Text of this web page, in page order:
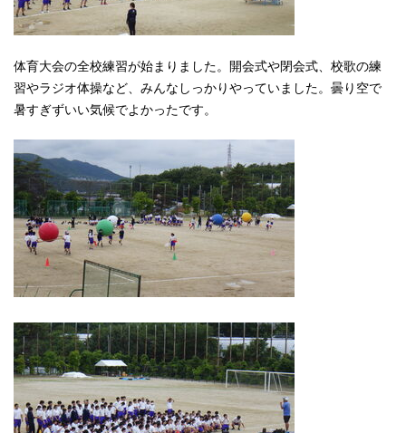
体育大会の全校練習が始まりました。開会式や閉会式、校歌の練
習やラジオ体操など、みんなしっかりやっていました。曇り空で
暑すぎずいい気候でよかったです。